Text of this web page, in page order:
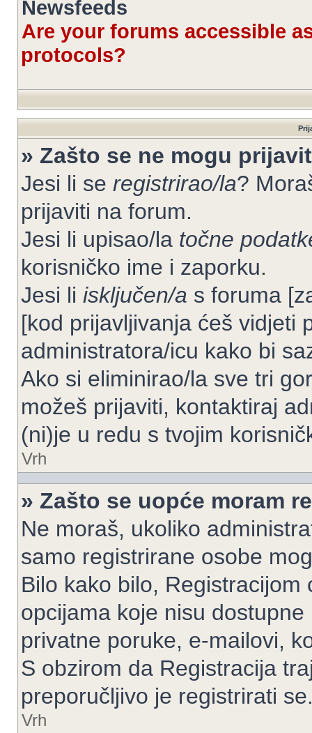
Newsfeeds
Are your forums accessible
protocols?
» Zašto se ne mogu
Jesi li se registrirao/la?
prijaviti na forum.
Jesi li upisao/la točne
korisničko ime i zaporku.
Jesi li isključen/a s foruma
[kod prijavljivanja ćeš vidjeti
administratora/icu kako bi
Ako si eliminirao/la sve tri
možeš prijaviti, kontaktiraj
(ni)je u redu s tvojim
Vrh
» Zašto se uopće moram
Ne moraš, ukoliko
samo registrirane osobe
Bilo kako bilo,
opcijama koje nisu
privatne poruke, e-mailovi,
S obzirom da Registracija
preporučljivo je registrirati
Vrh